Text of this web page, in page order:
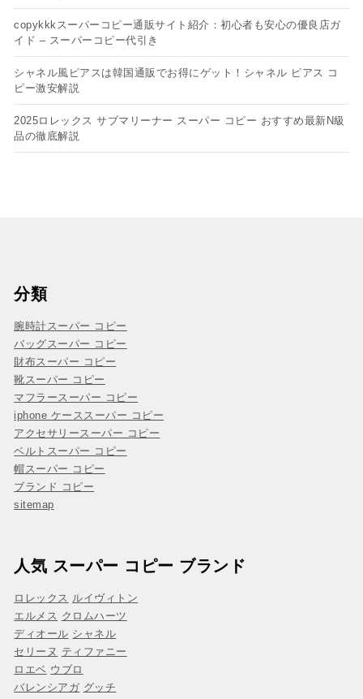
copykkkスーパーコピー通販サイト紹介：初心者も安心の優良店ガ
イド – スーパーコピー代引き
シャネル風ピアスは韓国通販でお得にゲット！シャネル ピアス コ
ピー​激安解説
2025ロレックス サブマリーナー スーパー コピー おすすめ最新N級
品の徹底解説
分類
腕時計スーパー コピー
バッグスーパー コピー
財布スーパー コピー
靴スーパー コピー
マフラースーパー コピー
iphone ケーススーパー コピー
アクセサリースーパー コピー
ベルトスーパー コピー
帽スーパー コピー
ブランド コピー
sitemap
人気 スーパー コピー ブランド
ロレックス ルイヴィトン
エルメス クロムハーツ
ディオール シャネル
セリーヌ ティファニー
ロエベ ウブロ
バレンシアガ グッチ